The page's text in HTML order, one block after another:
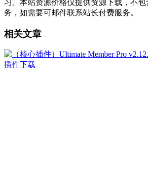
习。本站资源价格仅提供资源下载，不
务，如需要可邮件联系站长付费服务。
相关文章